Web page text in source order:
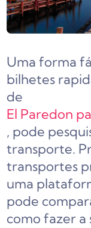
Uma forma
bilhetes
de
El Paredon
, pode
transporte.
transportes
uma
pode
como fazer a